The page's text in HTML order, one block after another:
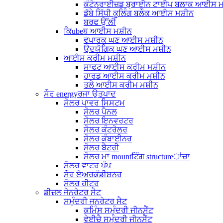
ਕੰਟੇਨਰਾਈਜ਼ਡ ਬ੍ਰਾਈਨ ਟਾਈਪ ਬਲਾਕ ਆਈਸ
ਡੱਬੇ ਸਿੱਧੀ ਕੂਲਿੰਗ ਬਲੌਕ ਆਈਸ ਮਸ਼ੀਨ
ਬਰਫ ਉੱਲੀ
ਕਿubeਬ ਆਈਸ ਮਸ਼ੀਨ
ਵਪਾਰਕ ਘਣ ਆਈਸ ਮਸ਼ੀਨ
ਉਦਯੋਗਿਕ ਘਣ ਆਈਸ ਮਸ਼ੀਨ
ਆਈਸ ਕਰੀਮ ਮਸ਼ੀਨ
ਸਾਫਟ ਆਈਸ ਕਰੀਮ ਮਸ਼ੀਨ
ਹਾਰਡ ਆਈਸ ਕਰੀਮ ਮਸ਼ੀਨ
ਤਲੇ ਆਈਸ ਕਰੀਮ ਮਸ਼ੀਨ
ਸੌਰ energyਰਜਾ ਉਤਪਾਦ
ਸੋਲਰ ਪਾਵਰ ਸਿਸਟਮ
ਸੋਲਰ ਪੈਨਲ
ਸੋਲਰ ਇਨਵਰਟਰ
ਸੋਲਰ ਕੰਟਰੋਲਰ
ਸੋਲਰ ਕੰਬਾਈਨਰ
ਸੋਲਰ ਬੈਟਰੀ
ਸੋਲਰ ਮਾ mountਟਿੰਗ structureਾਂਚਾ
ਸੋਲਰ ਵਾਟਰ ਪੰਪ
ਸੌਰ ਏਅਰਕੰਡੀਸ਼ਨਰ
ਸੋਲਰ ਹੀਟਰ
ਡੀਜ਼ਲ ਜੇਨਰੇਟਰ ਸੈਟ
ਸਮੁੰਦਰੀ ਜਨਰੇਟਰ ਸੈਟ
ਕਮਿੰਸ ਸਮੁੰਦਰੀ ਜੀਨਸੈੱਟ
ਵੇਈਚੈ ਸਮੁੰਦਰੀ ਜੀਨਸੈੱਟ